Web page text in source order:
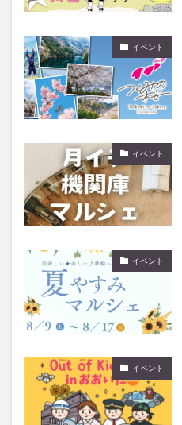
イベント
イベント
イベント
イベント